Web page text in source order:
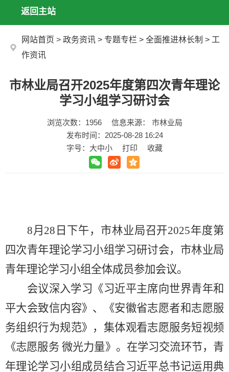
返回主站
网站首页 > 政务资讯 > 专题专栏 > 全面推进林长制 > 工
作资讯
市林业局召开2025年度第四次青年理论
学习小组学习研讨会
浏览次数： 1956
信息来源： 市林业局
发布时间：2025-08-28 16:24
字号： 大中小 打印 收藏
8月28日下午， 市林业局召开2025年度第
四次青年理论学习小组学习研讨会，市林业局
青年理论学习小组全体成员参加会议。
会议深入学习《习近平主席向世界青年和
平大会致信内容》、《安徽省志愿者和志愿服
务组织行为规范》，集体观看志愿服务短视频
《志愿服务 微光力量》。在学习交流环节，青
年理论学习小组成员结合习近平总书记运用典